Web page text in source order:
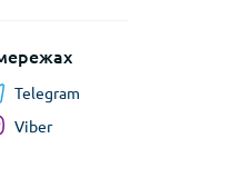
Telegram
Viber